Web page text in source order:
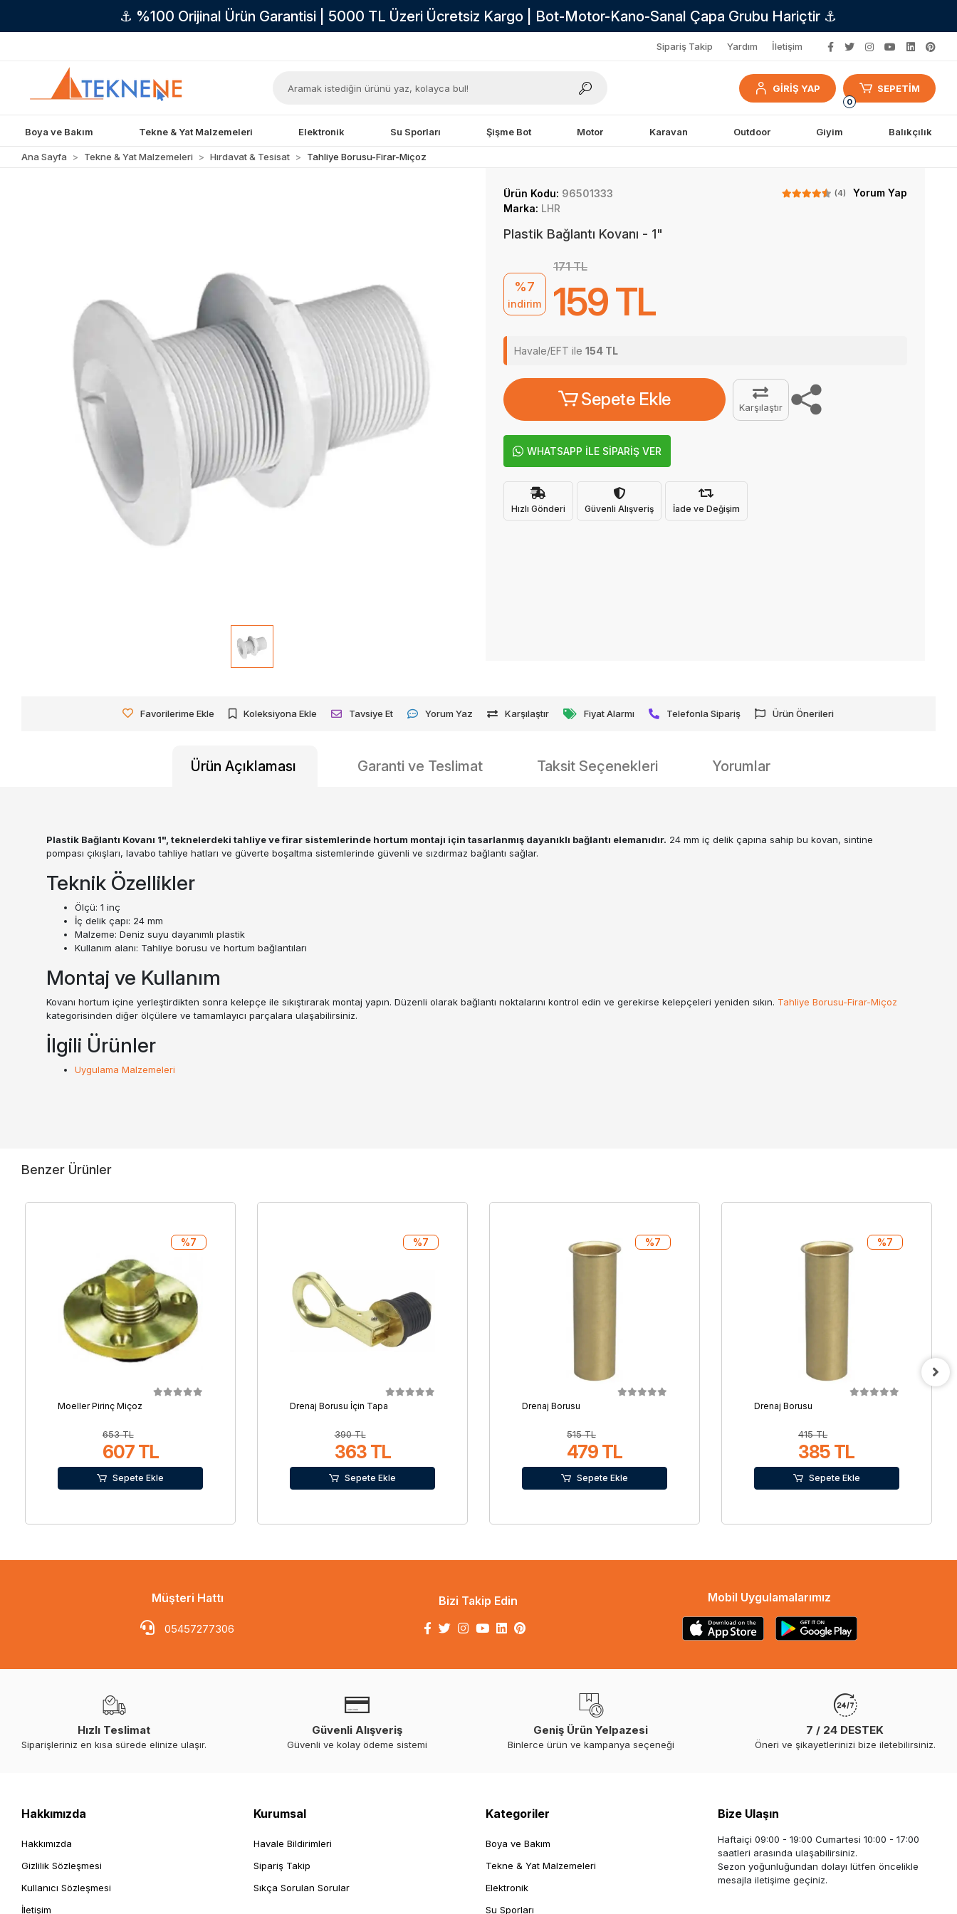
⚓ %100 Orijinal Ürün Garantisi | 5000 TL Üzeri Ücretsiz Kargo | Bot-Motor-Kano-Sanal Çapa Grubu Hariçtir ⚓
Sipariş Takip Yardım İletişim
GİRİŞ YAP
0
SEPETİM
Boya ve Bakım Tekne & Yat Malzemeleri Elektronik Su Sporları Şişme Bot Motor Karavan Outdoor Giyim Balıkçılık
Ana Sayfa Tekne & Yat Malzemeleri Hırdavat & Tesisat Tahliye Borusu-Firar-Miçoz
Ürün Kodu: 96501333 (4)
Yorum Yap
Marka: LHR
Plastik Bağlantı Kovanı - 1"
%7
indirim
171 TL
159 TL
Havale/EFT ile 154 TL
Sepete Ekle Karşılaştır
WHATSAPP İLE SİPARİŞ VER
Hızlı Gönderi Güvenli Alışveriş İade ve Değişim
Favorilerime Ekle Koleksiyona Ekle Tavsiye Et Yorum Yaz Karşılaştır Fiyat Alarmı Telefonla Sipariş Ürün Önerileri
Ürün Açıklaması Garanti ve Teslimat Taksit Seçenekleri Yorumlar
Plastik Bağlantı Kovanı 1", teknelerdeki tahliye ve firar sistemlerinde hortum montajı için tasarlanmış dayanıklı bağlantı elemanıdır. 24 mm iç delik çapına sahip bu kovan, sintine
pompası çıkışları, lavabo tahliye hatları ve güverte boşaltma sistemlerinde güvenli ve sızdırmaz bağlantı sağlar.
Teknik Özellikler
Ölçü: 1 inç
İç delik çapı: 24 mm
Malzeme: Deniz suyu dayanımlı plastik
Kullanım alanı: Tahliye borusu ve hortum bağlantıları
Montaj ve Kullanım
Kovanı hortum içine yerleştirdikten sonra kelepçe ile sıkıştırarak montaj yapın. Düzenli olarak bağlantı noktalarını kontrol edin ve gerekirse kelepçeleri yeniden sıkın. Tahliye Borusu-Firar-Miçoz
kategorisinden diğer ölçülere ve tamamlayıcı parçalara ulaşabilirsiniz.
İlgili Ürünler
Uygulama Malzemeleri
Benzer Ürünler
Moeller Pirinç Miçoz
653 TL
607 TL
%7
Sepete Ekle
Drenaj Borusu İçin Tapa
390 TL
363 TL
%7
Sepete Ekle
Drenaj Borusu
515 TL
479 TL
%7
Sepete Ekle
Drenaj Borusu
415 TL
385 TL
%7
Sepete Ekle
Müşteri Hattı
05457277306
Bizi Takip Edin Mobil Uygulamalarımız
Hızlı Teslimat
Siparişleriniz en kısa sürede elinize ulaşır.
Güvenli Alışveriş
Güvenli ve kolay ödeme sistemi
Geniş Ürün Yelpazesi
Binlerce ürün ve kampanya seçeneği
7 / 24 DESTEK
Öneri ve şikayetlerinizi bize iletebilirsiniz.
Hakkımızda
Hakkımızda
Gizlilik Sözleşmesi
Kullanıcı Sözleşmesi
İletişim
Kurumsal
Havale Bildirimleri
Sipariş Takip
Sıkça Sorulan Sorular
Kategoriler
Boya ve Bakım
Tekne & Yat Malzemeleri
Elektronik
Su Sporları
Bize Ulaşın
Haftaiçi 09:00 - 19:00 Cumartesi 10:00 - 17:00
saatleri arasında ulaşabilirsiniz.
Sezon yoğunluğundan dolayı lütfen öncelikle
mesajla iletişime geçiniz.